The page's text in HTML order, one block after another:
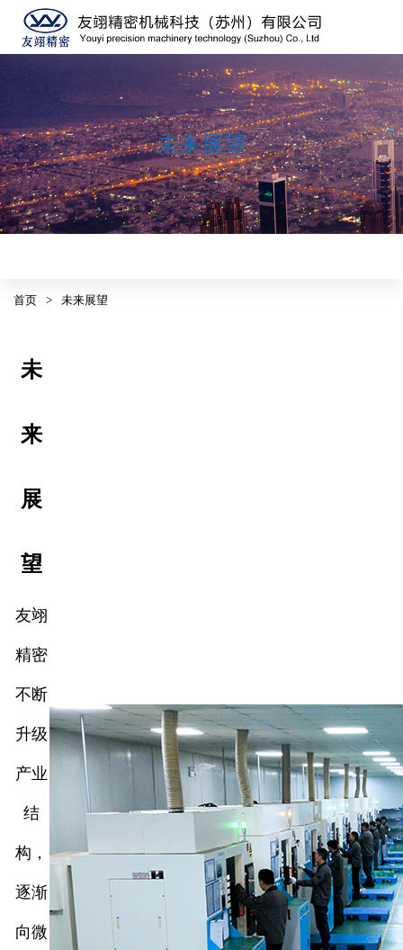
未来展望
首页 > 未来展望
未
来
展
望
友翊
精密
不断
升级
产业
结
构，
逐渐
向微